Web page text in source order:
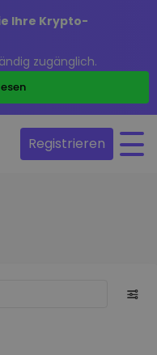
Ihre Krypto-
zugänglich.
Registrieren